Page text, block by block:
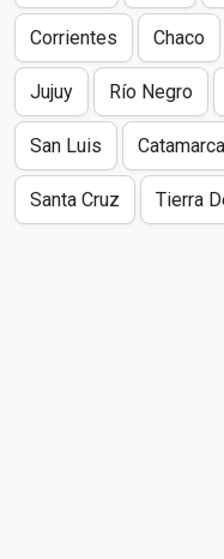
Corrientes Chaco
Jujuy Río Negro
San Luis Catamarca
Santa Cruz Tierra